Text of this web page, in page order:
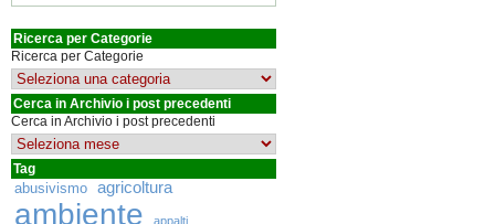
Ricerca per Categorie
Ricerca per Categorie
Cerca in Archivio i post precedenti
Cerca in Archivio i post precedenti
Tag
abusivismo agricoltura
ambiente appalti